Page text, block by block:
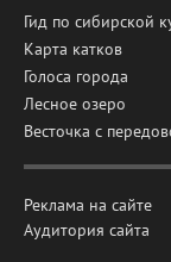
Гид по сибирской
Карта катков
Голоса города
Лесное озеро
Весточка с
Реклама на сайте
Аудитория сайта